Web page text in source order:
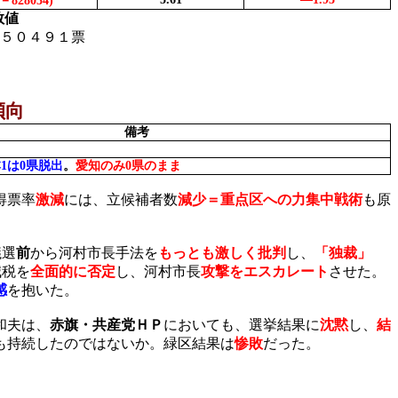
値
０４９１票
備考
1は0県脱出。 愛知のみ0県のまま
票率激減には、立候補者数減少＝重点区への力集中戦術も原
前から河村市長手法を もっとも激しく批判 し、
「独裁」
を全面的に否定 し、河村市長攻撃をエスカレート させた。
を抱いた。
は、 赤旗・共産党ＨＰ においても、選挙結果に沈黙し、 結
持続したのではないか。緑区結果は惨敗だった。